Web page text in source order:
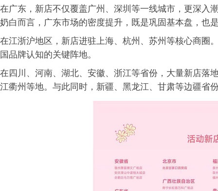
在广东，新店不仅覆盖广州、深圳等一线城市，更深入
奶白而言，广东市场的密度提升，既是巩固基本盘，也
在江浙沪地区，新店进驻上海、杭州、苏州等核心商圈
国品牌认知的关键阵地。
在四川、河南、湖北、安徽、浙江等省份，大量新店落
江衢州等地。与此同时，新疆、黑龙江、甘肃等边疆省